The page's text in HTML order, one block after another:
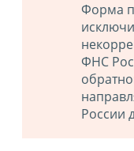
Форма
ФНС
России